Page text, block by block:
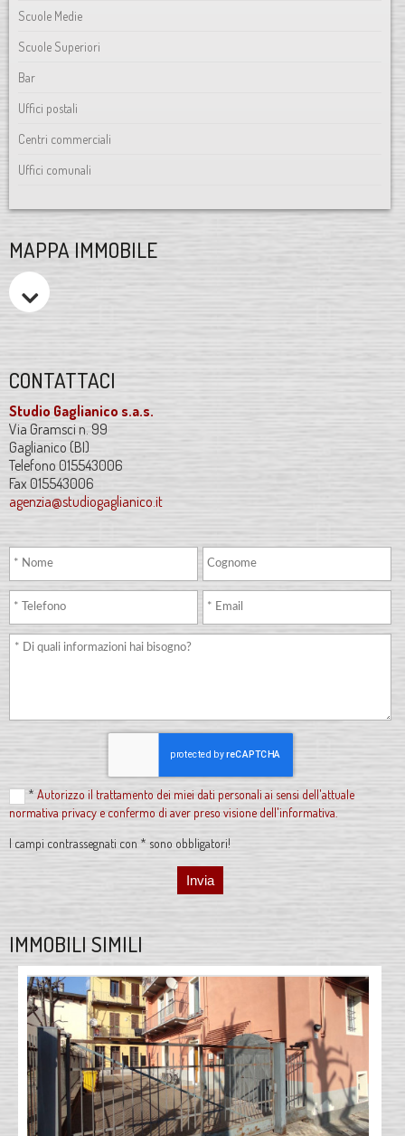
Scuole Medie
Scuole Superiori
Bar
Uffici postali
Centri commerciali
Uffici comunali
MAPPA IMMOBILE
CONTATTACI
Studio Gaglianico s.a.s.
Via Gramsci n. 99
Gaglianico (BI)
Telefono 015543006
Fax 015543006
agenzia@studiogaglianico.it
* Autorizzo il trattamento dei miei dati personali ai sensi dell'attuale
normativa privacy e confermo di aver preso visione dell'informativa.
I campi contrassegnati con * sono obbligatori!
IMMOBILI SIMILI